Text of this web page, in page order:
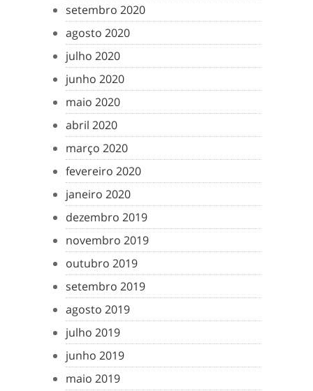
setembro 2020
agosto 2020
julho 2020
junho 2020
maio 2020
abril 2020
março 2020
fevereiro 2020
janeiro 2020
dezembro 2019
novembro 2019
outubro 2019
setembro 2019
agosto 2019
julho 2019
junho 2019
maio 2019